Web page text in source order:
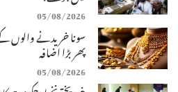
05/08/2026
سونا خریدنے والوں
پھر بڑا اضافہ
05/08/2026